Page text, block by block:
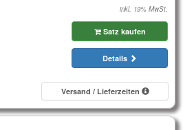
inkl. 19% MwSt.
Satz kaufen
Details
Versand / Lieferzeiten